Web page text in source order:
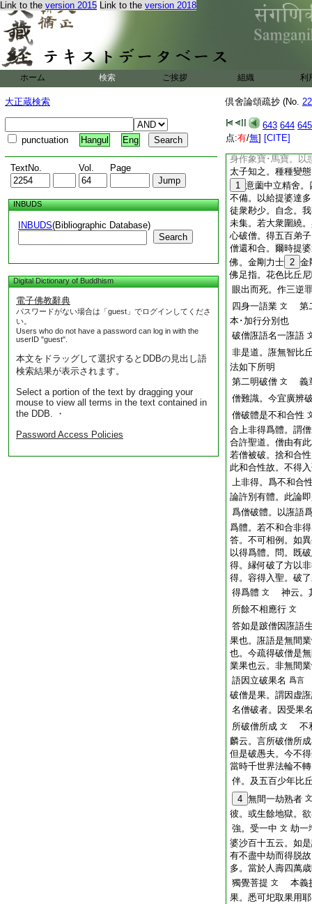
Link to the version 2015 Link to the version 2018
ホーム 検索 ご挨拶 組織 利
大正蔵検索
punctuation Hangul Eng
TextNo. Vol. Page
INBUDS
INBUDS(Bibliographic Database)
Search
Digital Dictionary of Buddhism
電子佛教辭典
パスワードがない場合は「guest」でログインしてくださ
い。
Users who do not have a password can log in with the
userID "guest".
本文をドラッグして選択するとDDBの見出し語
検索結果が表示されます。
Select a portion of the text by dragging your
mouse to view all terms in the text contained in
the DDB. ・
Password Access Policies
倶舍論頌疏抄 (No.
643 644 645
点:有/無] [CITE]
智論 十四
學道。 5 六萬法聚
爲供養利故。來至
求學神通。是時阿
以授提婆達多。受學
五神通。得五神通
者。如王子阿闍世
天上取天食。還到
閻浮樹林中取閻浮
身作象寶･馬寶。以
太子知之。種種變
1 意薗中立精舍
不備。以給提婆達
徒衆尠少。自念。
未集。若大衆圍繞
心破僧。得五百弟
僧還和合。爾時提
佛。金剛力士 2 金
佛足指。花色比丘
眼出而死。作三逆
四身一語業 文
第
本･加行分別也
破僧誑語名一誑語
非是道。誑無智比
法如下所明
第二明破僧 文
義
僧難識。今宜廣辨
僧破體是不和合性
合上非得爲體。謂
合許聖道。僧由有
若僧被破。捨和合
此和合性故。不得
上非得。爲不和合
論許別有體。此論
爲僧破體。以誑語
爲體。若不和合非
答。不可相例。如
以得爲體。問。既
得。縁何破了方以
得。容得入聖。破
得爲體 文
神云。
所餘不相應行 文
答如是跛僧因誑語
果也。誑語是無間
也。今疏得破僧是
業果也云。非無間
語因立破果名 爲言
破僧是果。謂因虚
名僧破者。因受果
所破僧所成 文
不
麟云。言所破僧所
但是破愚夫。今不
當時千世界法輪不
伴。及五百少年比
4 無間一劫熟者 文
彼。或生餘地獄。
強。受一中 文 劫一
婆沙百十五云。如
有不盡中劫而得脱
多。當於人壽四萬
獨覺菩提 文
本義
果。悉可圯取果用